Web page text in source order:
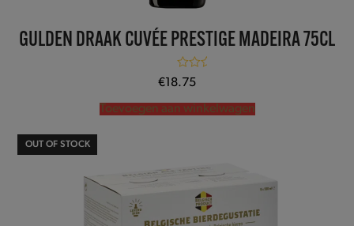
GULDEN DRAAK CUVÉE PRESTIGE MADEIRA 75CL
Gewaardeerd
5.00
€18.75
Toevoegen aan winkelwagen
OUT OF STOCK